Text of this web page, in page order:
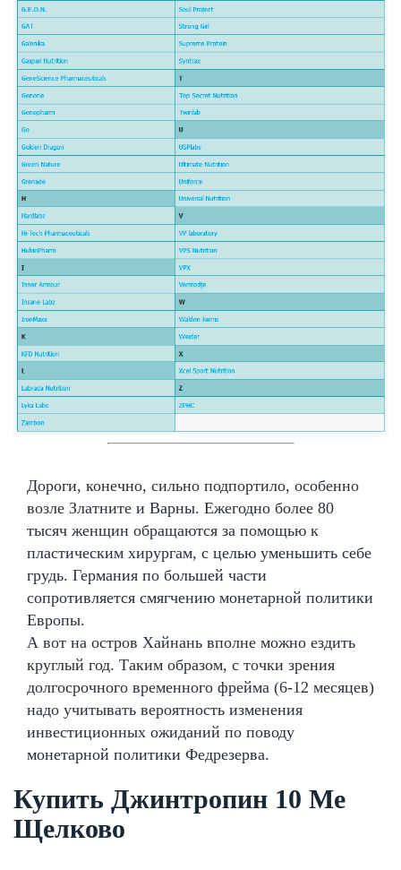
Дороги, конечно, сильно подпортило, особенно
возле Златните и Варны. Ежегодно более 80
тысяч женщин обращаются за помощью к
пластическим хирургам, с целью уменьшить себе
грудь. Германия по большей части
сопротивляется смягчению монетарной политики
Европы.
А вот на остров Хайнань вполне можно ездить
круглый год. Таким образом, с точки зрения
долгосрочного временного фрейма (6-12 месяцев)
надо учитывать вероятность изменения
инвестиционных ожиданий по поводу
монетарной политики Федрезерва.
Купить Джинтропин 10 Me
Щелково